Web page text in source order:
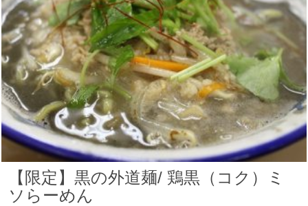
【限定】黒の外道麺/ 鶏黒（コク）ミ
ソらーめん